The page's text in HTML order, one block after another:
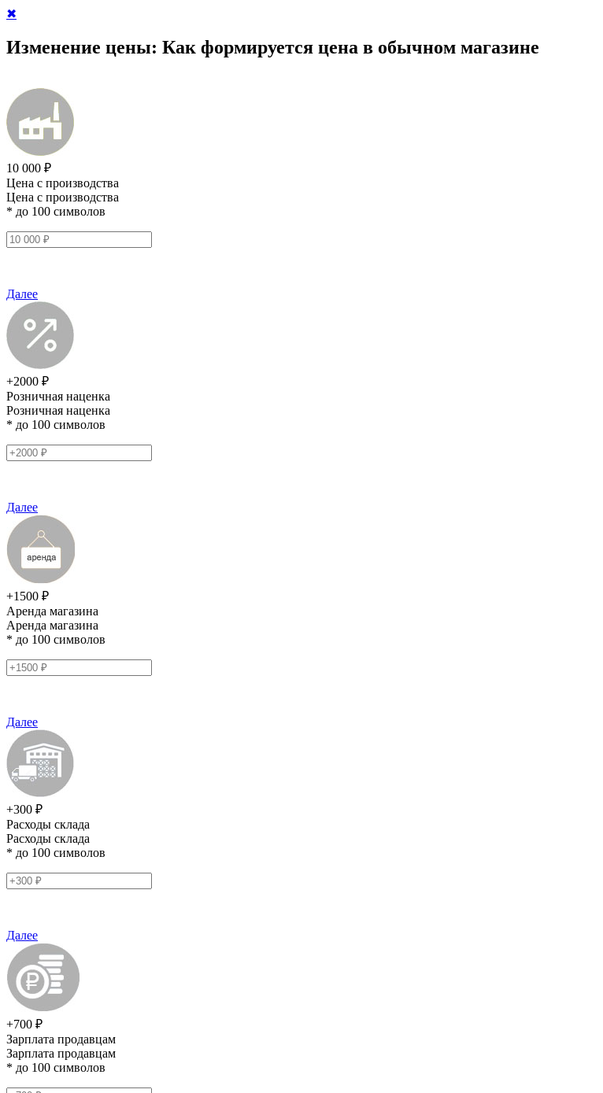
✖
Изменение цены: Как формируется цена в обычном магазине
10 000 ₽
Цена с производства
Цена с производства
* до 100 символов
Далее
+2000 ₽
Розничная наценка
Розничная наценка
* до 100 символов
Далее
+1500 ₽
Аренда магазина
Аренда магазина
* до 100 символов
Далее
+300 ₽
Расходы склада
Расходы склада
* до 100 символов
Далее
+700 ₽
Зарплата продавцам
Зарплата продавцам
* до 100 символов